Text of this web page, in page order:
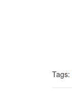
Tags: